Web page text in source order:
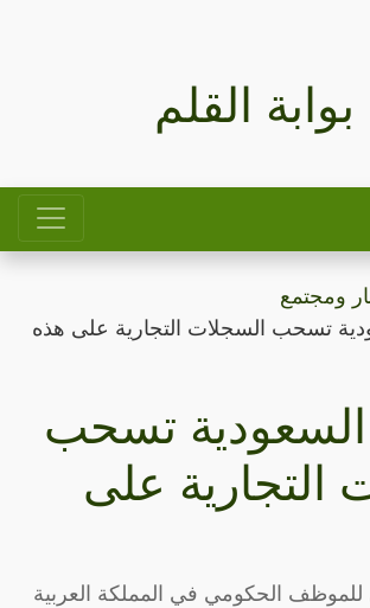
بوابة القلم
ومجتمع
تسحب السجلات التجارية على هذه
تسحب
التجارية على
الحكومي في المملكة العربية